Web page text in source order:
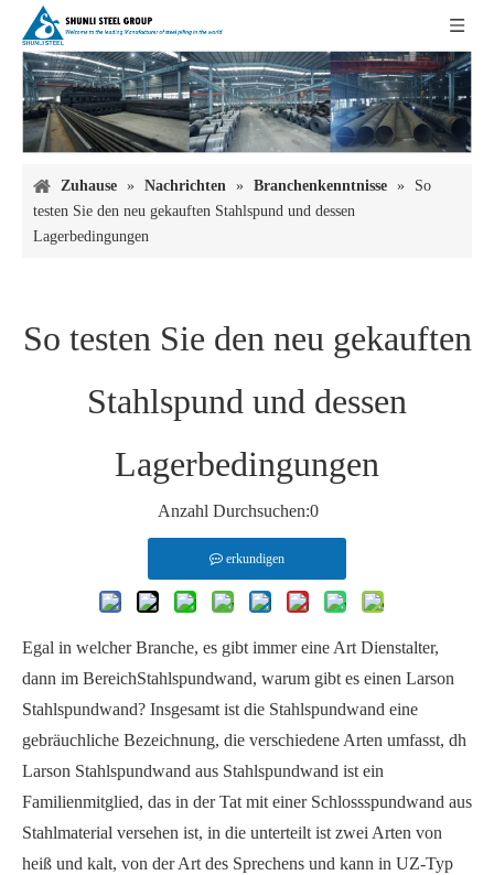
Zuhause » Nachrichten » Branchenkenntnisse »
So
testen Sie den neu gekauften Stahlspund und dessen
Lagerbedingungen
So testen Sie den neu gekauften
Stahlspund und dessen
Lagerbedingungen
Anzahl Durchsuchen:0
erkundigen
Egal in welcher Branche, es gibt immer eine Art Dienstalter,
dann im BereichStahlspundwand, warum gibt es einen Larson
Stahlspundwand? Insgesamt ist die Stahlspundwand eine
gebräuchliche Bezeichnung, die verschiedene Arten umfasst, dh
Larson Stahlspundwand aus Stahlspundwand ist ein
Familienmitglied, das in der Tat mit einer Schlossspundwand aus
Stahlmaterial versehen ist, in die unterteilt ist zwei Arten von
heiß und kalt, von der Art des Sprechens und kann in UZ-Typ